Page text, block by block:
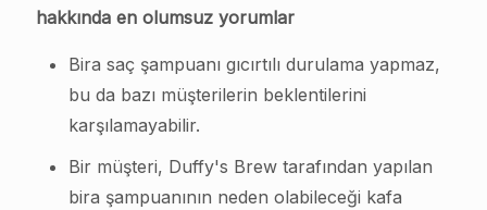
hakkında en olumsuz yorumlar
Bira saç şampuanı gıcırtılı durulama yapmaz,
bu da bazı müşterilerin beklentilerini
karşılamayabilir.
Bir müşteri, Duffy's Brew tarafından yapılan
bira şampuanının neden olabileceği kafa